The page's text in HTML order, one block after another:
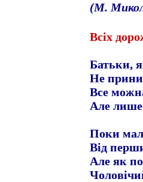
(М.
Всіх
Батьки,
Не
Все
Але лише
Поки
Від
Але як